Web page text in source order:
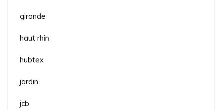
gironde
haut rhin
hubtex
jardin
jcb